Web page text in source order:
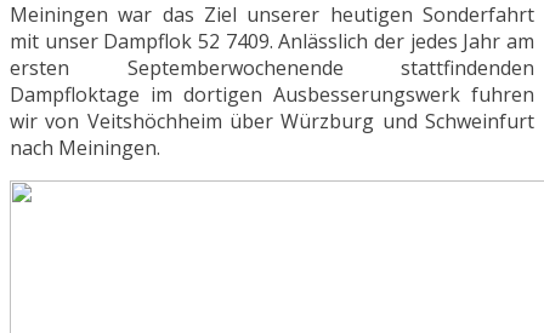
Meiningen war das Ziel unserer heutigen Sonderfahrt
mit unser Dampflok 52 7409. Anlässlich der jedes Jahr am
ersten Septemberwochenende stattfindenden
Dampfloktage im dortigen Ausbesserungswerk fuhren
wir von Veitshöchheim über Würzburg und Schweinfurt
nach Meiningen.